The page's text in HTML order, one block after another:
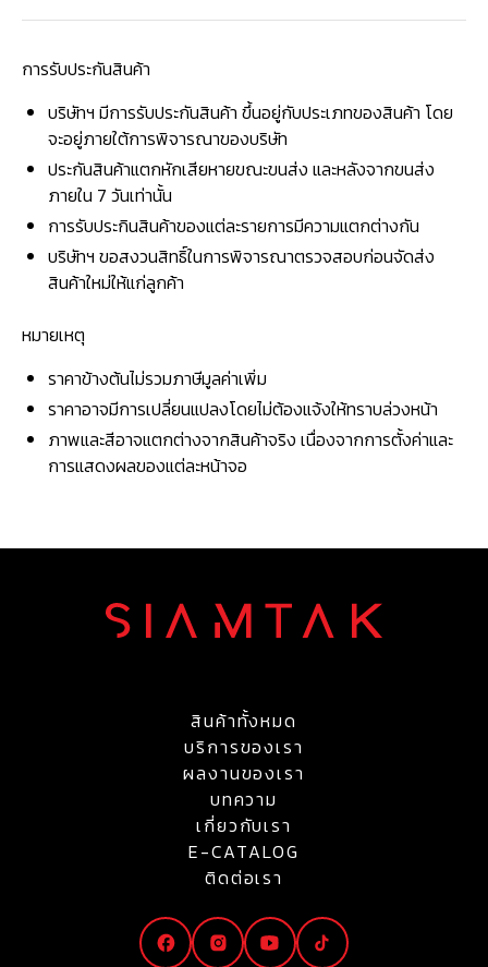
การรับประกันสินค้า
บริษัทฯ มีการรับประกันสินค้า ขึ้นอยู่กับประเภทของสินค้า โดย
จะอยู่ภายใต้การพิจารณาของบริษัท
ประกันสินค้าแตกหักเสียหายขณะขนส่ง และหลังจากขนส่ง
ภายใน 7 วันเท่านั้น
การรับประกินสินค้าของแต่ละรายการมีความแตกต่างกัน
บริษัทฯ ขอสงวนสิทธิ์ในการพิจารณาตรวจสอบก่อนจัดส่ง
สินค้าใหม่ให้แก่ลูกค้า
หมายเหตุ
ราคาข้างต้นไม่รวมภาษีมูลค่าเพิ่ม
ราคาอาจมีการเปลี่ยนแปลงโดยไม่ต้องแจ้งให้ทราบล่วงหน้า
ภาพและสีอาจแตกต่างจากสินค้าจริง เนื่องจากการตั้งค่าและ
การแสดงผลของแต่ละหน้าจอ
สินค้าทั้งหมด
บริการของเรา
ผลงานของเรา
บทความ
เกี่ยวกับเรา
E-CATALOG
ติดต่อเรา